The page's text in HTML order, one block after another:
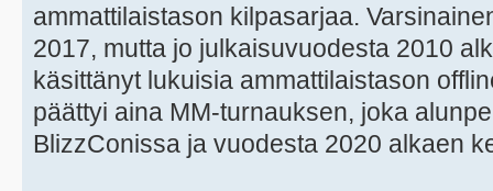
ammattilaistason kilpasarjaa.
2017, mutta jo julkaisuvuodesta 2010
käsittänyt lukuisia ammattilaistason
päättyi aina MM-turnauksen, joka
BlizzConissa ja vuodesta 2020 alkaen